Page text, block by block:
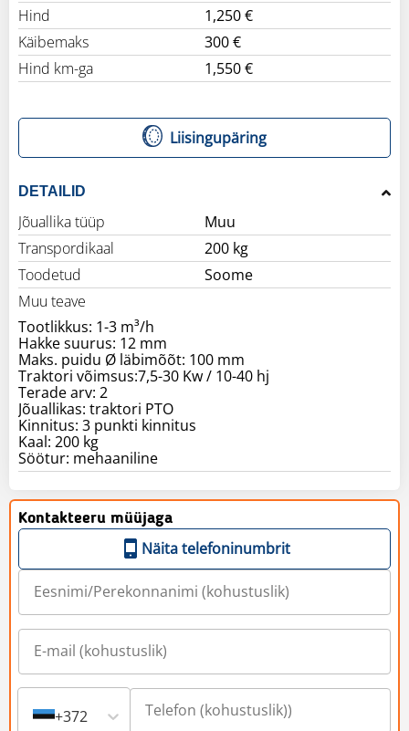
Hind
1,250 €
Käibemaks
300 €
Hind km-ga
1,550 €
Liisingupäring
DETAILID
Jõuallika tüüp
Muu
Transpordikaal
200 kg
Toodetud
Soome
Muu teave
Tootlikkus: 1-3 m³/h
Hakke suurus: 12 mm
Maks. puidu Ø läbimõõt: 100 mm
Traktori võimsus:7,5-30 Kw / 10-40 hj
Terade arv: 2
Jõuallikas: traktori PTO
Kinnitus: 3 punkti kinnitus
Kaal: 200 kg
Söötur: mehaaniline
Kontakteeru müüjaga
Näita telefoninumbrit
+372